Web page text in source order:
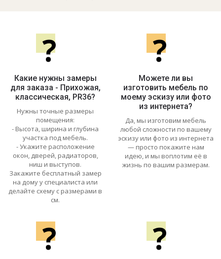
?
Какие нужны замеры
для заказа - Прихожая,
классическая, PR36?
Нужны точные размеры
помещения:
- Высота, ширина и глубина
участка под мебель.
- Укажите расположение
окон, дверей, радиаторов,
ниш и выступов.
Закажите бесплатный замер
на дому у специалиста или
делайте схему с размерами в
см.
?
Можете ли вы
изготовить мебель по
моему эскизу или фото
из интернета?
Да, мы изготовим мебель
любой сложности по вашему
эскизу или фото из интернета
— просто покажите нам
идею, и мы воплотим её в
жизнь по вашим размерам.
? ?